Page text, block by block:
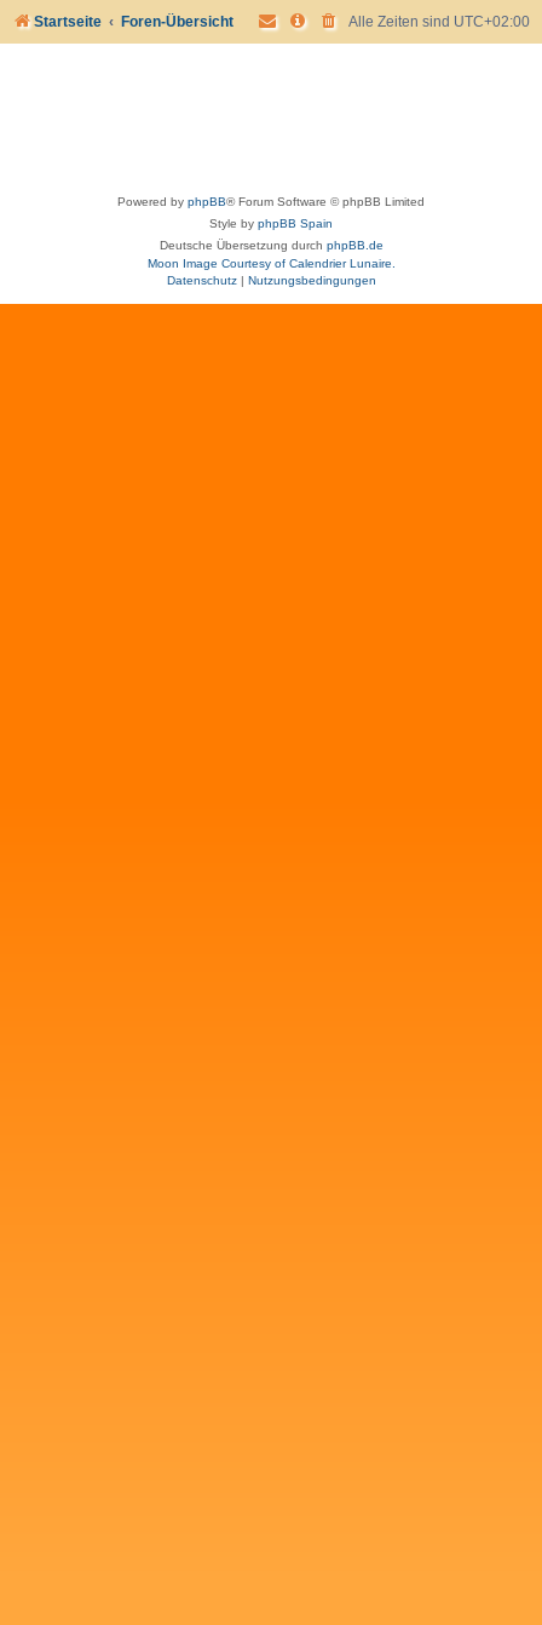
Startseite Foren-Übersicht Alle Zeiten sind UTC+02:00
Powered by phpBB® Forum Software © phpBB Limited
Style by phpBB Spain
Deutsche Übersetzung durch phpBB.de
Moon Image Courtesy of Calendrier Lunaire.
Datenschutz| Nutzungsbedingungen